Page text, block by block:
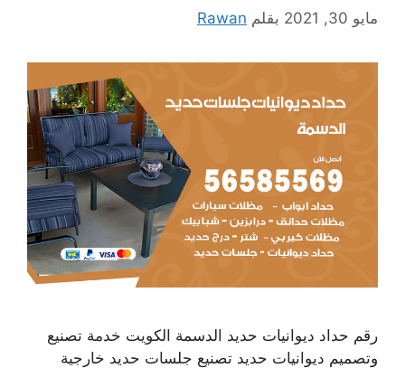
مايو 30, 2021 بقلم Rawan
رقم حداد ديوانيات حديد الدسمة الكويت خدمة تصنيع
وتصميم ديوانيات حديد تصنيع جلسات حديد خارجية